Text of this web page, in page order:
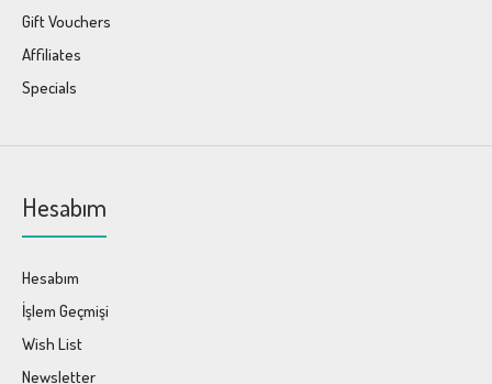
Gift Vouchers
Affiliates
Specials
Hesabım
Hesabım
İşlem Geçmişi
Wish List
Newsletter